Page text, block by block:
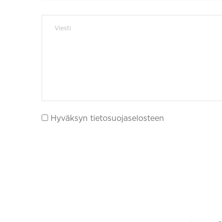
Hyväksyn tietosuojaselosteen